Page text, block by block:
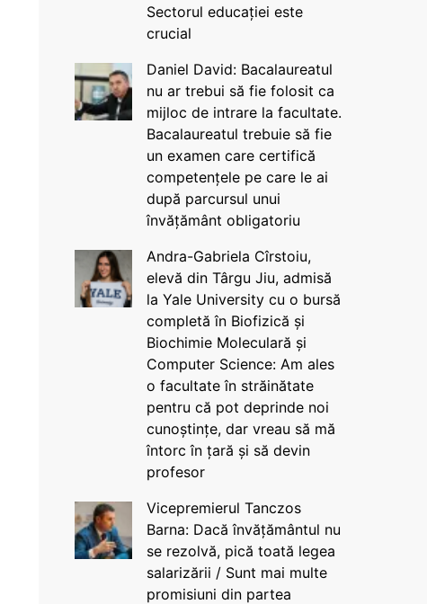
Sectorul educației este
crucial
Daniel David: Bacalaureatul
nu ar trebui să fie folosit ca
mijloc de intrare la facultate.
Bacalaureatul trebuie să fie
un examen care certifică
competențele pe care le ai
după parcursul unui
învățământ obligatoriu
Andra-Gabriela Cîrstoiu,
elevă din Târgu Jiu, admisă
la Yale University cu o bursă
completă în Biofizică și
Biochimie Moleculară și
Computer Science: Am ales
o facultate în străinătate
pentru că pot deprinde noi
cunoștințe, dar vreau să mă
întorc în țară și să devin
profesor
Vicepremierul Tanczos
Barna: Dacă învățământul nu
se rezolvă, pică toată legea
salarizării / Sunt mai multe
promisiuni din partea